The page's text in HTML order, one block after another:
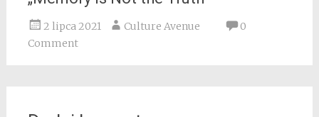
2 lipca 2021 Culture Avenue
0
Comment